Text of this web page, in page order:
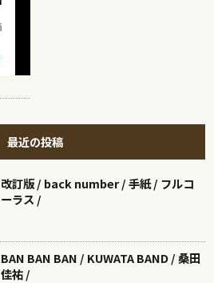
最近の投稿
改訂版 / back number / 手紙 / フルコ
ーラス /
BAN BAN BAN / KUWATA BAND / 桑田
佳祐 /